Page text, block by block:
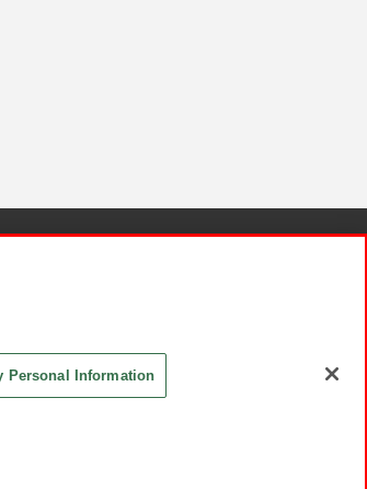
Personal Information